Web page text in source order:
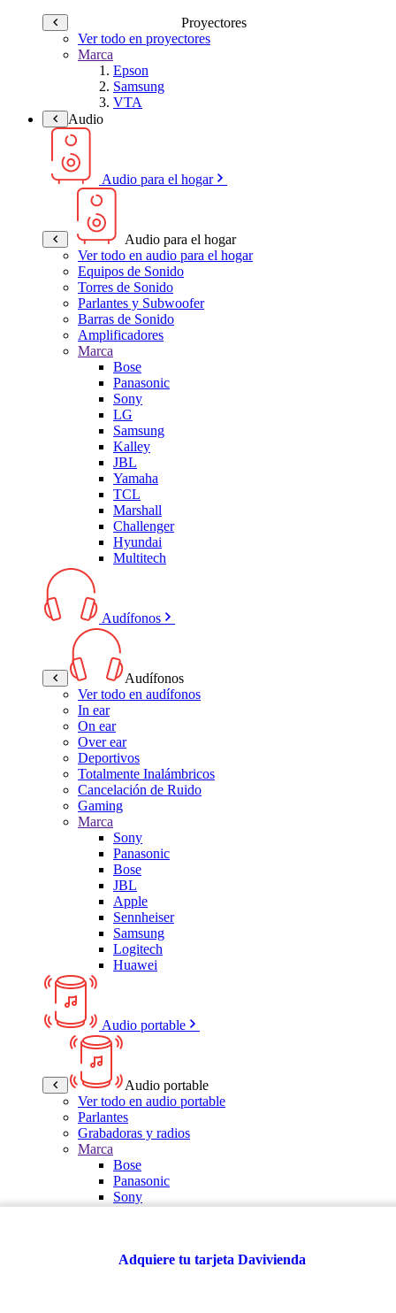
Proyectores
Ver todo en proyectores
Marca
Epson
Samsung
VTA
Audio
Audio para el hogar
Audio para el hogar
Ver todo en audio para el hogar
Equipos de Sonido
Torres de Sonido
Parlantes y Subwoofer
Barras de Sonido
Amplificadores
Marca
Bose
Panasonic
Sony
LG
Samsung
Kalley
JBL
Yamaha
TCL
Marshall
Challenger
Hyundai
Multitech
Audífonos
Audífonos
Ver todo en audífonos
In ear
On ear
Over ear
Deportivos
Totalmente Inalámbricos
Cancelación de Ruido
Gaming
Marca
Sony
Panasonic
Bose
JBL
Apple
Sennheiser
Samsung
Logitech
Huawei
Audio portable
Audio portable
Ver todo en audio portable
Parlantes
Grabadoras y radios
Marca
Bose
Panasonic
Sony
Multitech
Adquiere tu tarjeta Davivienda